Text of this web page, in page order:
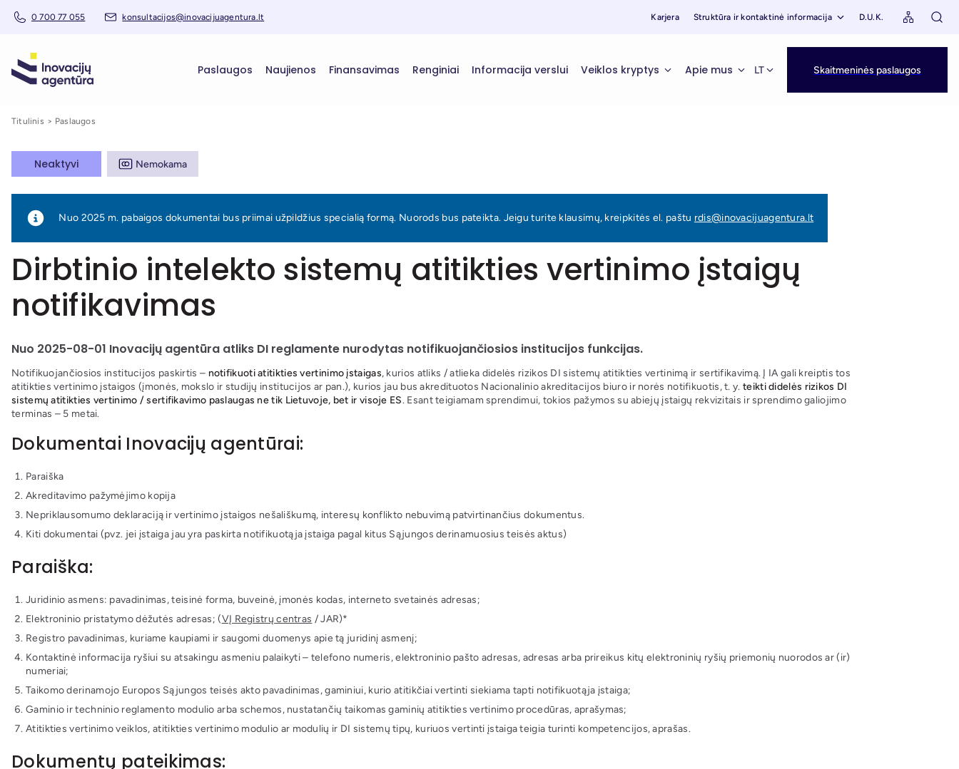
0 700 77 055 konsultacijos@inovacijuagentura.lt Karjera Struktūra ir kontaktinė informacija D.U.K.
Paslaugos Naujienos Finansavimas Renginiai Informacija verslui Veiklos kryptys Apie mus LT Skaitmeninės paslaugos
Titulinis Paslaugos
Neaktyvi Nemokama
Nuo 2025 m. pabaigos dokumentai bus priimai užpildžius specialią formą. Nuorods bus pateikta. Jeigu turite klausimų, kreipkitės el. paštu rdis@inovacijuagentura.lt
Dirbtinio intelekto sistemų atitikties vertinimo įstaigų
notifikavimas
Nuo 2025-08-01 Inovacijų agentūra atliks DI reglamente nurodytas notifikuojančiosios institucijos funkcijas.
Notifikuojančiosios institucijos paskirtis – notifikuoti atitikties vertinimo įstaigas, kurios atliks / atlieka didelės rizikos DI sistemų atitikties vertinimą ir sertifikavimą. Į IA gali kreiptis tos
atitikties vertinimo įstaigos (įmonės, mokslo ir studijų institucijos ar pan.), kurios jau bus akredituotos Nacionalinio akreditacijos biuro ir norės notifikuotis, t. y. teikti didelės rizikos DI
sistemų atitikties vertinimo / sertifikavimo paslaugas ne tik Lietuvoje, bet ir visoje ES. Esant teigiamam sprendimui, tokios pažymos su abiejų įstaigų rekvizitais ir sprendimo galiojimo
terminas – 5 metai.
Dokumentai Inovacijų agentūrai:
Paraiška
Akreditavimo pažymėjimo kopija
Nepriklausomumo deklaraciją ir vertinimo įstaigos nešališkumą, interesų konflikto nebuvimą patvirtinančius dokumentus.
Kiti dokumentai (pvz. jei įstaiga jau yra paskirta notifikuotąja įstaiga pagal kitus Sąjungos derinamuosius teisės aktus)
Paraiška:
Juridinio asmens: pavadinimas, teisinė forma, buveinė, įmonės kodas, interneto svetainės adresas;
Elektroninio pristatymo dėžutės adresas; (VĮ Registrų centras / JAR)*
Registro pavadinimas, kuriame kaupiami ir saugomi duomenys apie tą juridinį asmenį;
Kontaktinė informacija ryšiui su atsakingu asmeniu palaikyti – telefono numeris, elektroninio pašto adresas, adresas arba prireikus kitų elektroninių ryšių priemonių nuorodos ar (ir)
numeriai;
Taikomo derinamojo Europos Sąjungos teisės akto pavadinimas, gaminiui, kurio atitikčiai vertinti siekiama tapti notifikuotąja įstaiga;
Gaminio ir techninio reglamento modulio arba schemos, nustatančių taikomas gaminių atitikties vertinimo procedūras, aprašymas;
Atitikties vertinimo veiklos, atitikties vertinimo modulio ar modulių ir DI sistemų tipų, kuriuos vertinti įstaiga teigia turinti kompetencijos, aprašas.
Dokumentų pateikimas: